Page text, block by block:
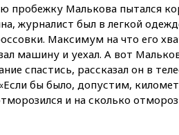
пробежку Малькова пытался
журналист был в легкой
Максимум на что его
машину и уехал. А вот
спастись, рассказал он в
бы было, допустим,
и на сколько